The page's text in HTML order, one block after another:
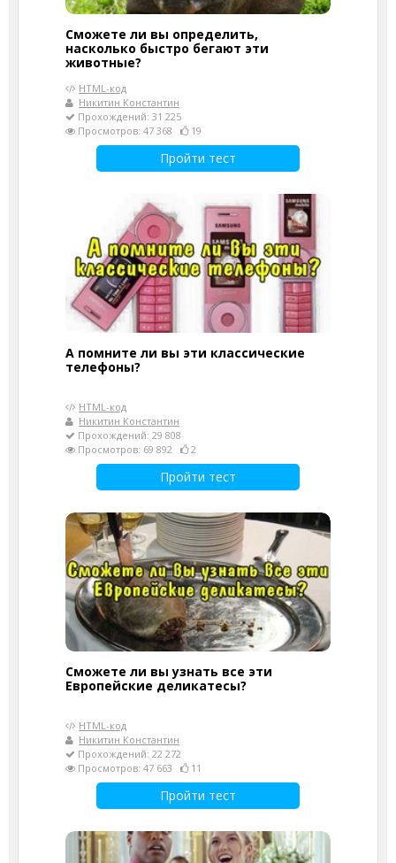
Сможете ли вы определить,
насколько быстро бегают эти
животные?
HTML-код
Никитин Константин
Прохождений: 31 225
Просмотров: 47 368
19
Пройти тест
А помните ли вы эти классические
телефоны?
HTML-код
Никитин Константин
Прохождений: 29 808
Просмотров: 69 892
2
Пройти тест
Сможете ли вы узнать все эти
Европейские деликатесы?
HTML-код
Никитин Константин
Прохождений: 22 272
Просмотров: 47 663
11
Пройти тест